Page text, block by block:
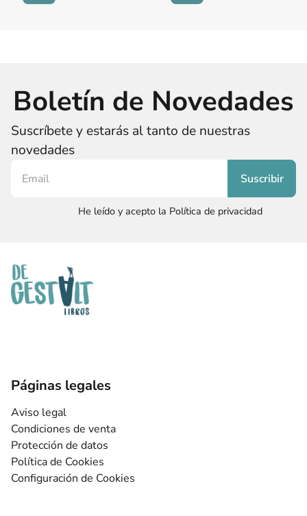
Boletín de Novedades
Suscríbete y estarás al tanto de nuestras
novedades
He leído y acepto la Política de privacidad
Páginas legales
Aviso legal
Condiciones de venta
Protección de datos
Política de Cookies
Configuración de Cookies